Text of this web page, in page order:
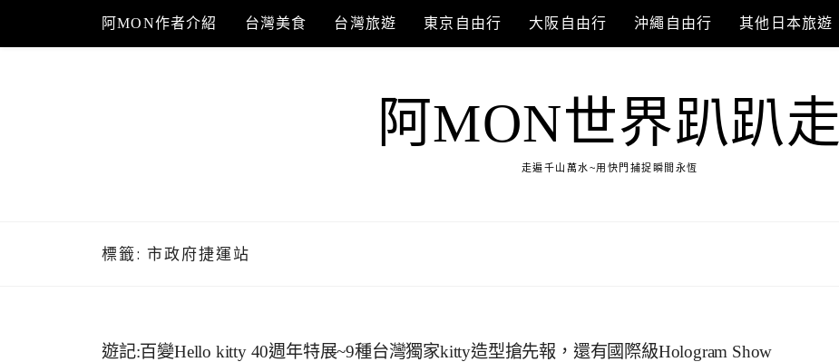
content
阿MON作者介紹 台灣美食 台灣旅遊 東京自由行 大阪自由行 沖繩自由行 其他日本旅遊
阿MON世界趴趴走
走遍千山萬水~用快門捕捉瞬間永恆
標籤: 市政府捷運站
遊記:百變Hello kitty 40週年特展~9種台灣獨家kitty造型搶先報，還有國際級Hologram Show